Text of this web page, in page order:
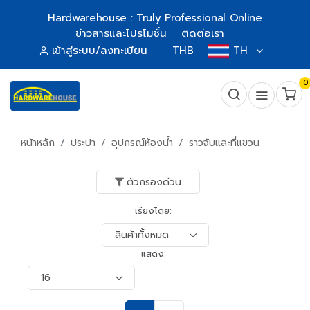
Hardwarehouse : Truly Professional Online
ข่าวสารและโปรโมชั่น
ติดต่อเรา
เข้าสู่ระบบ/ลงทะเบียน
THB TH
0
หน้าหลัก ประปา อุปกรณ์ห้องน้ำ ราวจับและที่แขวน
ตัวกรองด่วน
เรียงโดย:
แสดง: